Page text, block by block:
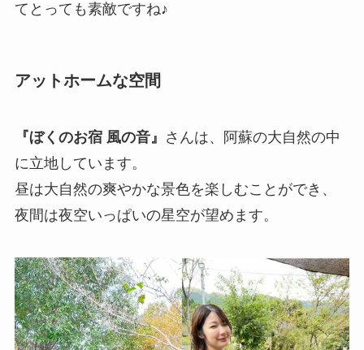
てとっても素敵ですね♪
アットホームな空間
『ぼくのお宿 風の音』 さんは、阿蘇の大自然の中
に立地しています。
昼は大自然の爽やかな景色を楽しむことができ、
夜間は夜空いっぱいの星空が望めます。